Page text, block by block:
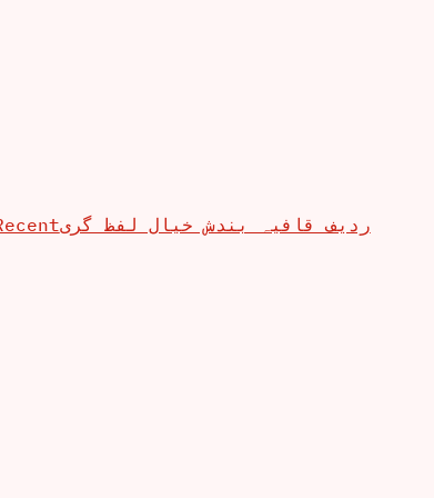
ردیف قافیہ بندش خیال لفظ گری